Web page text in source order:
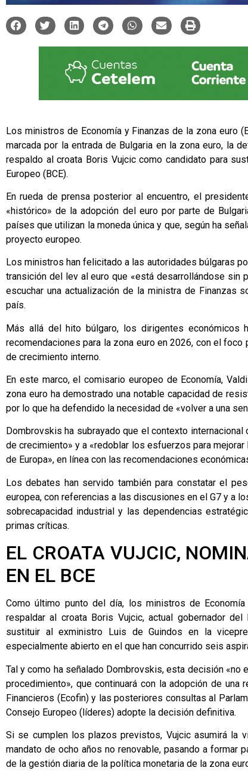
Los ministros de Economía y Finanzas de la zona euro
marcada por la entrada de Bulgaria en la zona euro, la
respaldo al croata Boris Vujcic como candidato para
Europeo (BCE).
En rueda de prensa posterior al encuentro, el
«histórico» de la adopción del euro por parte de
países que utilizan la moneda única y que, según ha
proyecto europeo.
Los ministros han felicitado a las autoridades búlgaras
transición del lev al euro que «está desarrollándose sin
escuchar una actualización de la ministra de Finanzas
país.
Más allá del hito búlgaro, los dirigentes económicos
recomendaciones para la zona euro en 2026, con el
de crecimiento interno.
En este marco, el comisario europeo de Economía,
zona euro ha demostrado una notable capacidad de
por lo que ha defendido la necesidad de «volver a una
Dombrovskis ha subrayado que el contexto
de crecimiento» y a «redoblar los esfuerzos para
de Europa», en línea con las recomendaciones
Los debates han servido también para constatar el
europea, con referencias a las discusiones en el G7 y a
sobrecapacidad industrial y las dependencias
primas críticas.
EL CROATA VUJCIC,
EN EL BCE
Como último punto del día, los ministros de
respaldar al croata Boris Vujcic, actual gobernador
sustituir al exministro Luis de Guindos en la
especialmente abierto en el que han concurrido seis
Tal y como ha señalado Dombrovskis, esta decisión
procedimiento», que continuará con la adopción de
Financieros (Ecofin) y las posteriores consultas al
Consejo Europeo (líderes) adopte la decisión definitiva.
Si se cumplen los plazos previstos, Vujcic asumirá la
mandato de ocho años no renovable, pasando a formar
de la gestión diaria de la política monetaria de la zona